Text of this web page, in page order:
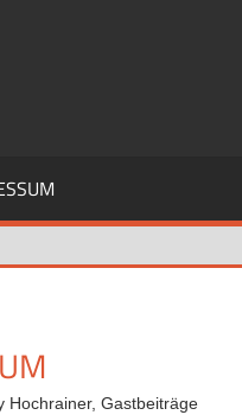
Hochrainer,Gastbeiträge